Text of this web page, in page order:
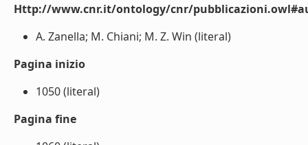
Http://www.cnr.it/ontology/cnr/
A. Zanella; M. Chiani; M. Z. Win (literal)
Pagina inizio
1050 (literal)
Pagina fine